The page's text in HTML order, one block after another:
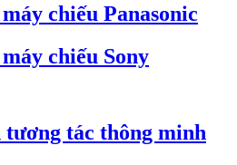
chiếu Panasonic
chiếu Sony
tác thông minh